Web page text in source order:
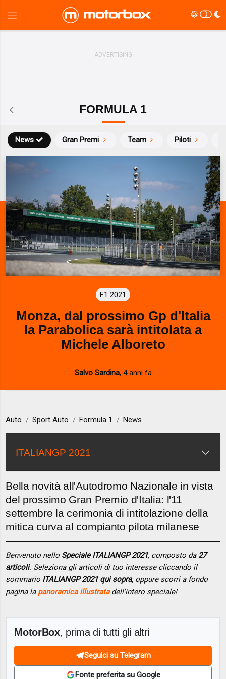
FORMULA 1
News Gran Premi Team Piloti
F1 2021
Monza, dal prossimo Gp d'Italia
la Parabolica sarà intitolata a
Michele Alboreto
Salvo Sardina, 4 anni fa
Auto Sport Auto Formula 1 News
ITALIANGP 2021
Bella novità all'Autodromo Nazionale in vista
del prossimo Gran Premio d'Italia: l'11
settembre la cerimonia di intitolazione della
mitica curva al compianto pilota milanese
Benvenuto nello Speciale ITALIANGP 2021, composto da 27
articoli. Seleziona gli articoli di tuo interesse cliccando il
sommario ITALIANGP 2021 qui sopra, oppure scorri a fondo
pagina la panoramica illustratadell'intero speciale!
MotorBox, prima di tutti gli altri
Seguici su Telegram
Fonte preferita su Google